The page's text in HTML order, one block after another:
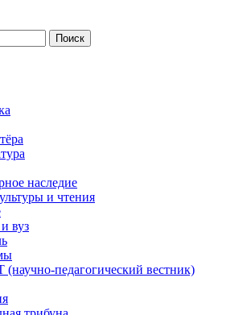
наследие
и чтения
вуз
педагогический вестник)